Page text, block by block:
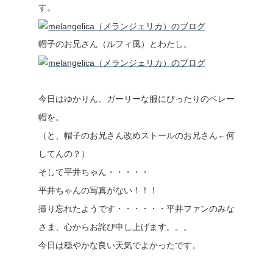
す。
帽子のお兄さん（ルフィ風）とわたし。
今日はゆかりん、ガーリーな服にぴったりのベレー
帽を。
（と、帽子のお兄さん改めストールのお兄さん←何
してんの？）
そして平井ちゃん・・・・・
平井ちゃんの写真がない！！！
撮り忘れたようです・・・・・・平井ファンのみな
さま、心からお詫び申し上げます。。。
今日は穏やかな良い天気でよかったです。